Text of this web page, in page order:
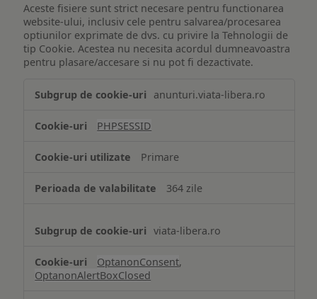
Aceste fisiere sunt strict necesare pentru functionarea
website-ului, inclusiv cele pentru salvarea/procesarea
optiunilor exprimate de dvs. cu privire la Tehnologii de
tip Cookie. Acestea nu necesita acordul dumneavoastra
pentru plasare/accesare si nu pot fi dezactivate.
de
Cookie
necesare
anunturi.viata-libera.ro
PHPSESSID
Primare
364 zile
viata-libera.ro
OptanonConsent,
OptanonAlertBoxClosed